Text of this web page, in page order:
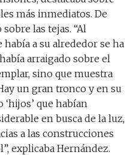
más inmediatos. De
las tejas. “Al
a su alrededor se ha
arraigado sobre el
sino que muestra
un gran tronco y en su
que habían
en busca de la luz,
a las construcciones
explicaba Hernández.